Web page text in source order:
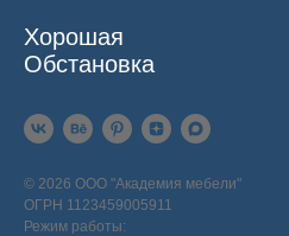
Хорошая
Обстановка
© 2026 ООО "Академия мебели"
ОГРН 1123459005911
Режим работы: